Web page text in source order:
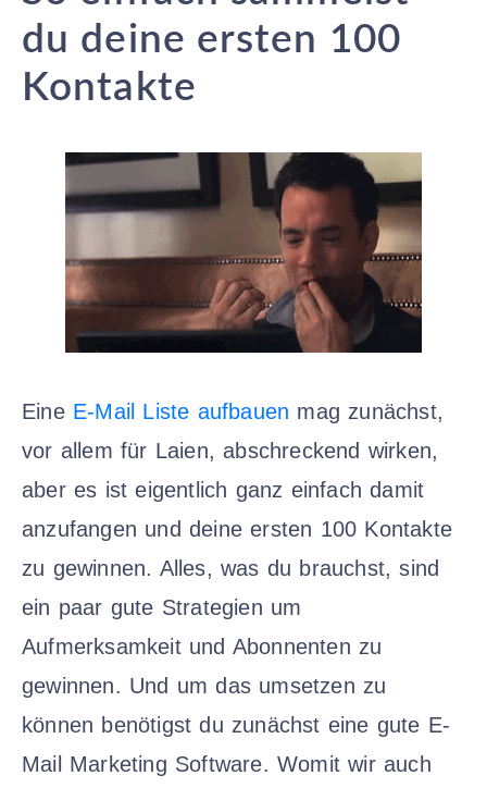
du deine ersten 100
Kontakte
Eine E-Mail Liste aufbauen mag zunächst,
vor allem für Laien, abschreckend wirken,
aber es ist eigentlich ganz einfach damit
anzufangen und deine ersten 100 Kontakte
zu gewinnen. Alles, was du brauchst, sind
ein paar gute Strategien um
Aufmerksamkeit und Abonnenten zu
gewinnen. Und um das umsetzen zu
können benötigst du zunächst eine gute E-
Mail Marketing Software. Womit wir auch